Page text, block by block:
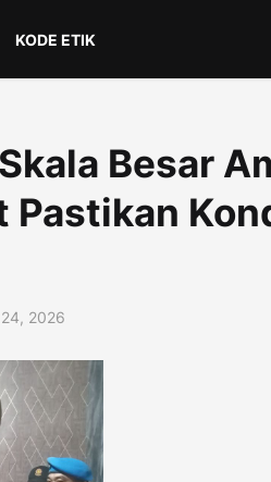
KODE ETIK
Besar
Pastikan
2026